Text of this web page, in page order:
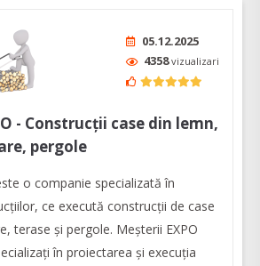
05.12.2025
4358vizualizari
- Construcții case din lemn,
pergole
o companie specializată în
ce execută construcții de case
terase și pergole. Meșterii EXPO
în proiectarea și execuția